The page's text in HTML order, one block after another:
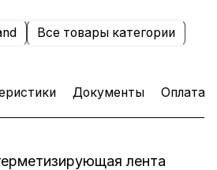
Все товары категории
Документы Оплата
лента